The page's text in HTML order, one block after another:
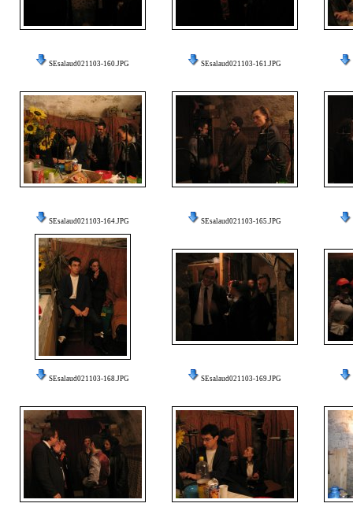
SEsalaud021103-160.JPG SEsalaud021103-161.JPG
SEsalaud021103-164.JPG SEsalaud021103-165.JPG
SEsalaud021103-168.JPG SEsalaud021103-169.JPG